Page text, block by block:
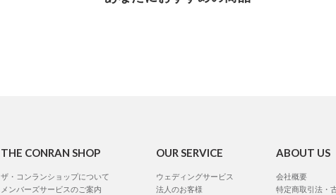
THE CONRAN SHOP
ザ・コンランショップについて
メンバーズサービスのご案内
OUR SERVICE
ウェディングサービス
法人のお客様
ABOUT US
会社概要
特定商取引法・